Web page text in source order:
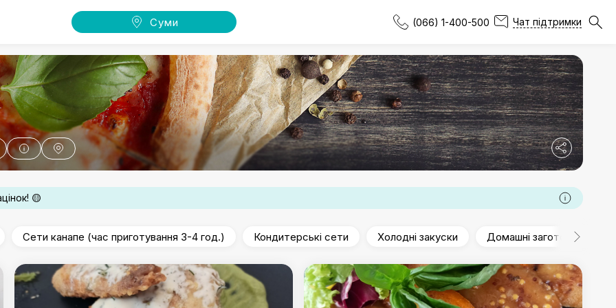
Суми (066) 1-400-500 Чат підтримки
🟡
Сети канапе (час приготування 3-4 год.) Кондитерські сети Холодні закуски Домашні заготовки